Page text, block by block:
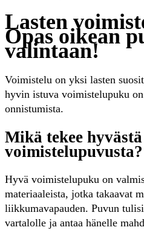
Lasten
Opas oikean
valintaan!
Voimistelu on yksi lasten
hyvin istuva voimistelupuku on
onnistumista.
Mikä tekee hyvästä
voimistelupuvusta?
Hyvä voimistelupuku on
materiaaleista, jotka takaavat
liikkumavapauden. Puvun
vartalolle ja antaa hänelle